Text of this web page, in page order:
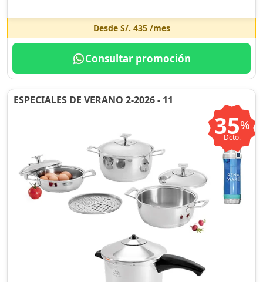
Desde S/. 435/mes
Consultar promoción
ESPECIALES DE VERANO 2-2026 - 11
35%
Dcto.